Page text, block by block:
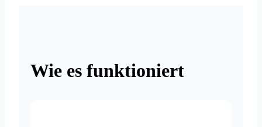
Wie es funktioniert